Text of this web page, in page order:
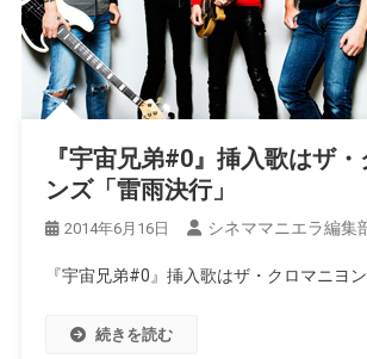
『宇宙兄弟#0』挿入歌はザ
ンズ「雷雨決行」
2014年6月16日 シネママニエラ編集
『宇宙兄弟#0』挿入歌はザ・クロマニヨ
続きを読む